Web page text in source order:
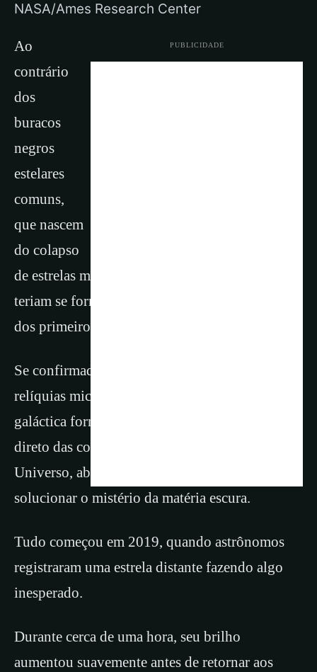
NASA/Ames Research Center
PUBLICIDADE
Ao
contrário
dos
buracos
negros
estelares
comuns,
que nascem
do colapso
de estrelas massivas, essas entidades hipotéticas
teriam se formado no plasma denso e caótico
dos primeiros instantes após o Big Bang.
Se confirmada, a existência de uma dessas
relíquias microscópicas na nossa vizinhança
galáctica fornecerá aos cientistas um vislumbre
direto das condições iniciais do tecido do
Universo, abrindo caminhos inéditos para
solucionar o mistério da matéria escura.
Tudo começou em 2019, quando astrônomos
registraram uma estrela distante fazendo algo
inesperado.
Durante cerca de uma hora, seu brilho
aumentou suavemente antes de retornar aos